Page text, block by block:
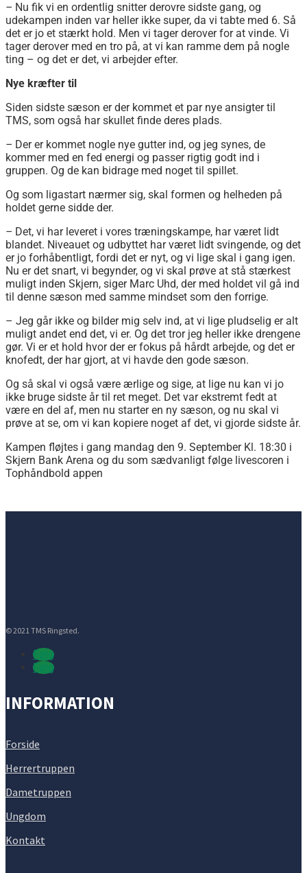
– Nu fik vi en ordentlig snitter derovre sidste gang, og
udekampen inden var heller ikke super, da vi tabte med 6. Så
det er jo et stærkt hold. Men vi tager derover for at vinde. Vi
tager derover med en tro på, at vi kan ramme dem på nogle
ting – og det er det, vi arbejder efter.
Nye kræfter til
Siden sidste sæson er der kommet et par nye ansigter til
TMS, som også har skullet finde deres plads.
– Der er kommet nogle nye gutter ind, og jeg synes, de
kommer med en fed energi og passer rigtig godt ind i
gruppen. Og de kan bidrage med noget til spillet.
Og som ligastart nærmer sig, skal formen og helheden på
holdet gerne sidde der.
– Det, vi har leveret i vores træningskampe, har været lidt
blandet. Niveauet og udbyttet har været lidt svingende, og det
er jo forhåbentligt, fordi det er nyt, og vi lige skal i gang igen.
Nu er det snart, vi begynder, og vi skal prøve at stå stærkest
muligt inden Skjern, siger Marc Uhd, der med holdet vil gå ind
til denne sæson med samme mindset som den forrige.
– Jeg går ikke og bilder mig selv ind, at vi lige pludselig er alt
muligt andet end det, vi er. Og det tror jeg heller ikke drengene
gør. Vi er et hold hvor der er fokus på hårdt arbejde, og det er
knofedt, der har gjort, at vi havde den gode sæson.
Og så skal vi også være ærlige og sige, at lige nu kan vi jo
ikke bruge sidste år til ret meget. Det var ekstremt fedt at
være en del af, men nu starter en ny sæson, og nu skal vi
prøve at se, om vi kan kopiere noget af det, vi gjorde sidste år.
Kampen fløjtes i gang mandag den 9. September Kl. 18:30 i
Skjern Bank Arena og du som sædvanligt følge livescoren i
Tophåndbold appen
© 2021 TMS Ringsted.
Følg
Følg
INFORMATION
Forside
Herrertruppen
Dametruppen
Ungdom
Kontakt